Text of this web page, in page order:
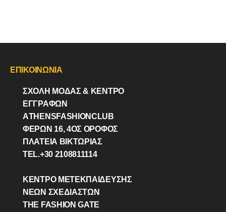
ΕΠΙΚΟΙΝΩΝΙΑ
ΣΧΟΛΗ ΜΟΔΑΣ & ΚΈΝΤΡΟ
ΕΓΓΡΑΦΩΝ
ΑTHENSFASHIONCLUB
ΦΕΡΏΝ 16, 4ΟΣ ΟΡΟΦΟΣ
ΠΛΑΤΕΙΑ ΒΙΚΤΩΡΊΑΣ
TEL.+30 2108811114
ΚΕΝΤΡΟ ΜΕΤΕΚΠΑΙΔΕΥΣΗΣ
ΝΕΩΝ ΣΧΕΔΙΑΣΤΩΝ
THE FASHION GATE